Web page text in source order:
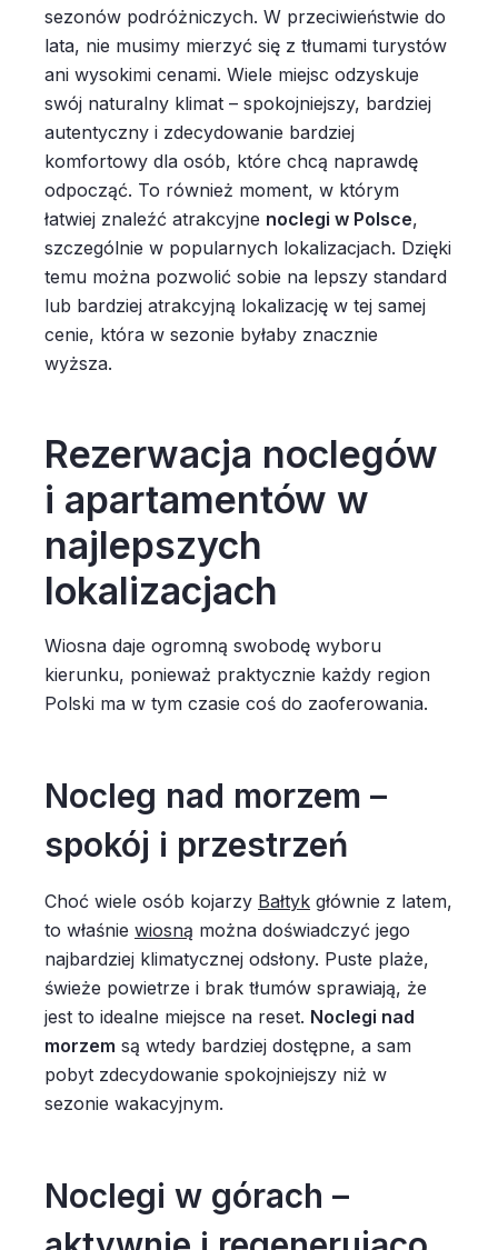
sezonów podróżniczych. W przeciwieństwie do
lata, nie musimy mierzyć się z tłumami turystów
ani wysokimi cenami. Wiele miejsc odzyskuje
swój naturalny klimat – spokojniejszy, bardziej
autentyczny i zdecydowanie bardziej
komfortowy dla osób, które chcą naprawdę
odpocząć. To również moment, w którym
łatwiej znaleźć atrakcyjne noclegi w Polsce,
szczególnie w popularnych lokalizacjach. Dzięki
temu można pozwolić sobie na lepszy standard
lub bardziej atrakcyjną lokalizację w tej samej
cenie, która w sezonie byłaby znacznie
wyższa.
Rezerwacja noclegów
i apartamentów w
najlepszych
lokalizacjach
Wiosna daje ogromną swobodę wyboru
kierunku, ponieważ praktycznie każdy region
Polski ma w tym czasie coś do zaoferowania.
Nocleg nad morzem –
spokój i przestrzeń
Choć wiele osób kojarzy Bałtyk głównie z latem,
to właśnie wiosną można doświadczyć jego
najbardziej klimatycznej odsłony. Puste plaże,
świeże powietrze i brak tłumów sprawiają, że
jest to idealne miejsce na reset. Noclegi nad
morzem są wtedy bardziej dostępne, a sam
pobyt zdecydowanie spokojniejszy niż w
sezonie wakacyjnym.
Noclegi w górach –